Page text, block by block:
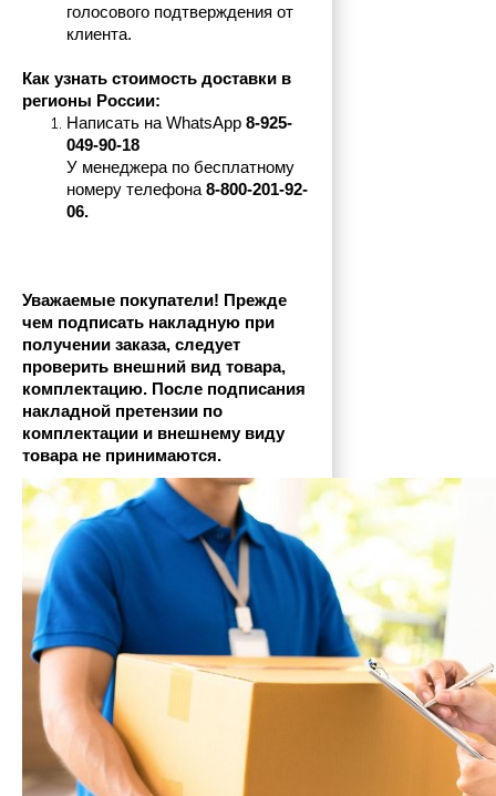
голосового подтверждения от
клиента.
Как узнать стоимость доставки в
регионы России:
Написать на WhatsApp 8-925-
049-90-18
У менеджера по бесплатному
номеру телефона 8-800-201-92-
06.
Уважаемые покупатели! Прежде
чем подписать накладную при
получении заказа, следует
проверить внешний вид товара,
комплектацию. После подписания
накладной претензии по
комплектации и внешнему виду
товара не принимаются.